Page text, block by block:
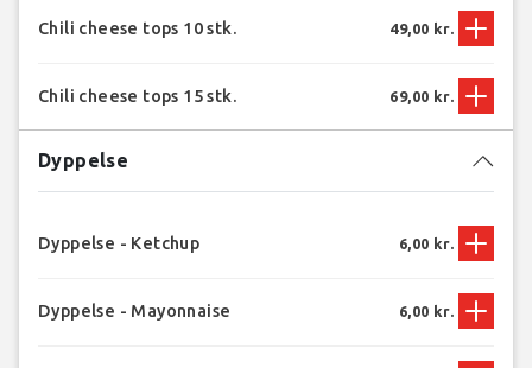
Chili cheese tops 10 stk. 49,00 kr.
Chili cheese tops 15 stk. 69,00 kr.
Dyppelse
Dyppelse - Ketchup 6,00 kr.
Dyppelse - Mayonnaise 6,00 kr.